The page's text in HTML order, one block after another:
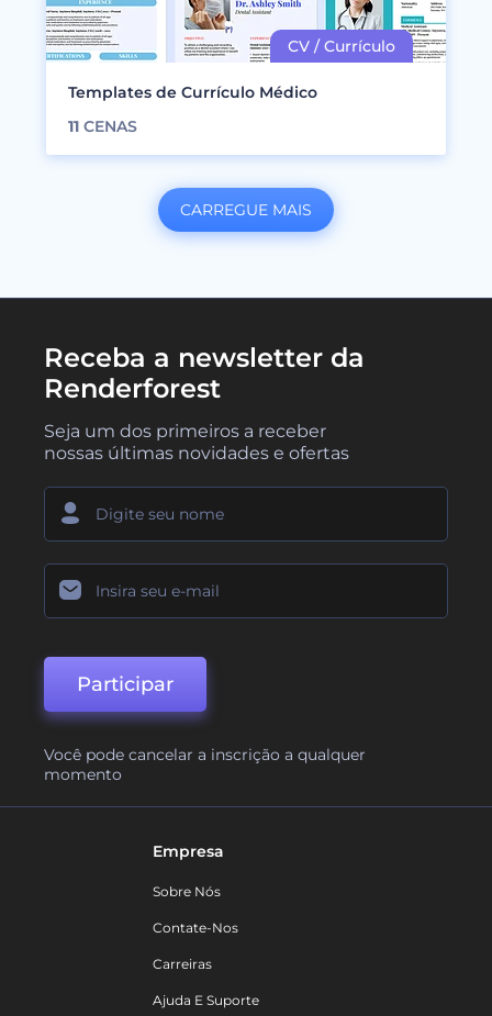
Templates de Currículo Médico
11 CENAS
CARREGUE MAIS
Receba a newsletter da
Renderforest
Seja um dos primeiros a receber
nossas últimas novidades e ofertas
Participar
Você pode cancelar a inscrição a qualquer
momento
Empresa
Sobre Nós
Contate-Nos
Carreiras
Ajuda E Suporte